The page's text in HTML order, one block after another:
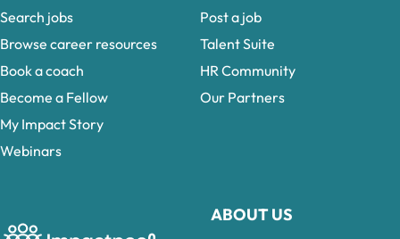
ABOUT US
Search jobs
Browse career resources
Book a coach
Become a Fellow
My Impact Story
Webinars
Post a job
Talent Suite
HR Community
Our Partners